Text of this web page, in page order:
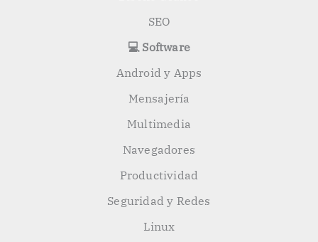
SEO
💻 Software
Android y Apps
Mensajería
Multimedia
Navegadores
Productividad
Seguridad y Redes
Linux